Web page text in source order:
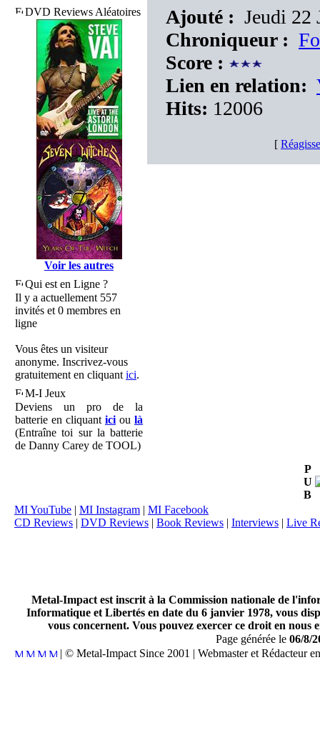
DVD Reviews Aléatoires
Voir les autres
Qui est en Ligne ?
Il y a actuellement 557
invités et 0 membres en
ligne
Vous êtes un visiteur
anonyme. Inscrivez-vous
gratuitement en cliquant ici.
M-I Jeux
Deviens un pro de la
batterie en cliquant ici ou là
(Entraîne toi sur la batterie
de Danny Carey de TOOL)
Ajouté : Jeudi 22
Chroniqueur :
Score :
Lien en relation:
Hits: 12006
[
P
U
B
MI YouTube | MI Instagram | MI Facebook
CD Reviews | DVD Reviews | Book Reviews | Interviews | Live
Metal-Impact est inscrit à la Commission nationale de
Informatique et Libertés en date du 6 janvier 1978, vous
vous concernent. Vous pouvez exercer ce droit en
Page générée le 06/8/
| © Metal-Impact Since 2001 | Webmaster et Rédacteur